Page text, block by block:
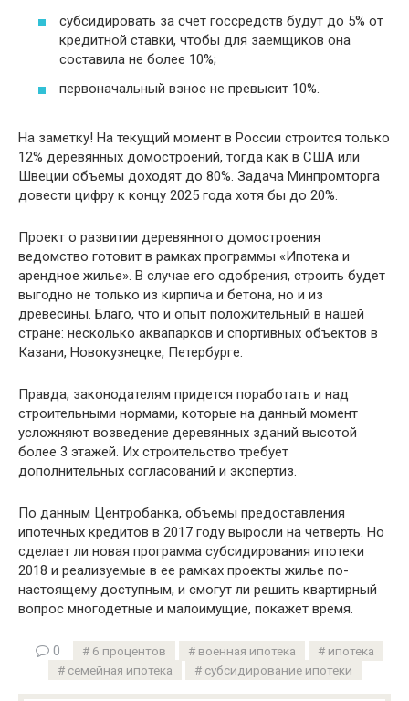
субсидировать за счет госсредств будут до 5% от
кредитной ставки, чтобы для заемщиков она
составила не более 10%;
первоначальный взнос не превысит 10%.
На заметку! На текущий момент в России строится только
12% деревянных домостроений, тогда как в США или
Швеции объемы доходят до 80%. Задача Минпромторга
довести цифру к концу 2025 года хотя бы до 20%.
Проект о развитии деревянного домостроения
ведомство готовит в рамках программы «Ипотека и
арендное жилье». В случае его одобрения, строить будет
выгодно не только из кирпича и бетона, но и из
древесины. Благо, что и опыт положительный в нашей
стране: несколько аквапарков и спортивных объектов в
Казани, Новокузнецке, Петербурге.
Правда, законодателям придется поработать и над
строительными нормами, которые на данный момент
усложняют возведение деревянных зданий высотой
более 3 этажей. Их строительство требует
дополнительных согласований и экспертиз.
По данным Центробанка, объемы предоставления
ипотечных кредитов в 2017 году выросли на четверть. Но
сделает ли новая программа субсидирования ипотеки
2018 и реализуемые в ее рамках проекты жилье по-
настоящему доступным, и смогут ли решить квартирный
вопрос многодетные и малоимущие, покажет время.
0 6 процентов военная ипотека
ипотека
семейная ипотека
субсидирование ипотеки